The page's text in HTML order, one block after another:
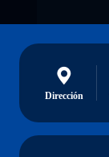
Dirección